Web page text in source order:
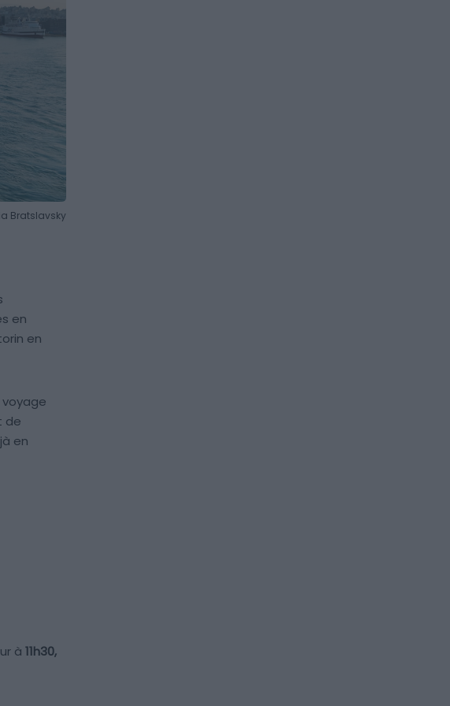
Bratslavsky
en
en
de
en
à 11h30,